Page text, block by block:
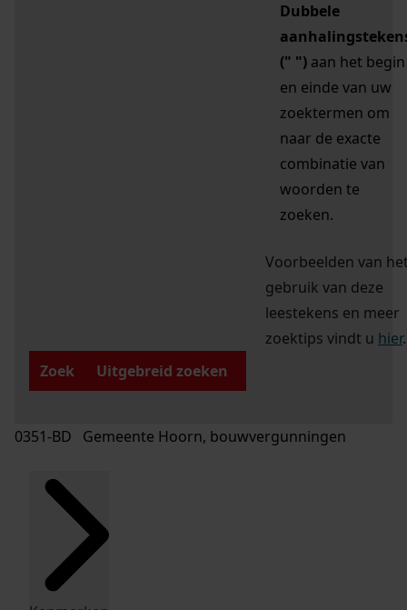
Dubbele
(" ") aan het begin
en einde van uw
zoektermen om
naar de exacte
combinatie van
woorden te
zoeken.
Voorbeelden van
gebruik van deze
leestekens en meer
zoektips vindt u hier.
Zoek
Uitgebreid zoeken
0351-BD Gemeente Hoorn, bouwvergunningen